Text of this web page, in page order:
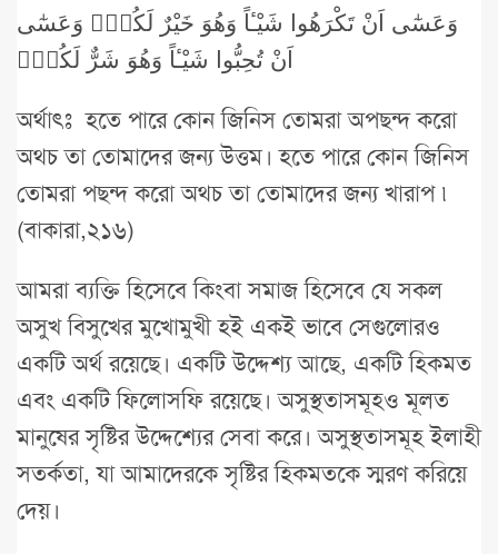
وَعَسٰٓى اَنْ تَكْرَهُوا شَيْـٔاً وَهُوَ خَيْرٌ لَكُمْۚ وَعَسٰٓى
اَنْ تُحِبُّوا شَيْـٔاً وَهُوَ شَرٌّ لَكُمْۜ
অর্থাৎঃ হতে পারে কোন জিনিস তোমরা অপছন্দ করো
অথচ তা তোমাদের জন্য উত্তম। হতে পারে কোন জিনিস
তোমরা পছন্দ করো অথচ তা তোমাদের জন্য খারাপ ৷
(বাকারা,২১৬)
আমরা ব্যক্তি হিসেবে কিংবা সমাজ হিসেবে যে সকল
অসুখ বিসুখের মুখোমুখী হই একই ভাবে সেগুলোরও
একটি অর্থ রয়েছে। একটি উদ্দেশ্য আছে, একটি হিকমত
এবং একটি ফিলোসফি রয়েছে। অসুস্থতাসমূহও মূলত
মানুষের সৃষ্টির উদ্দেশ্যের সেবা করে। অসুস্থতাসমূহ ইলাহী
সতর্কতা, যা আমাদেরকে সৃষ্টির হিকমতকে স্মরণ করিয়ে
দেয়।